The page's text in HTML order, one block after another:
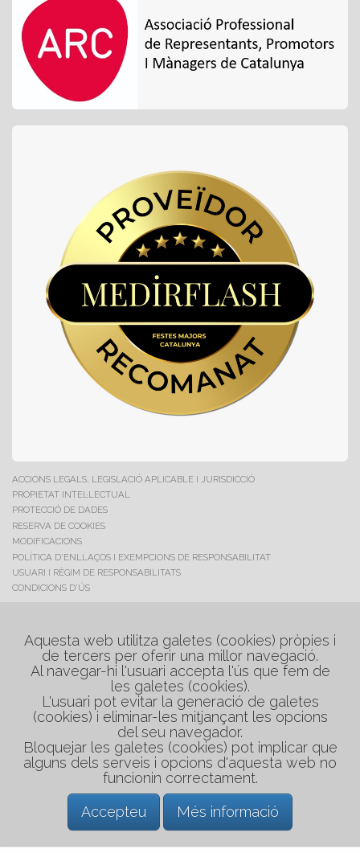
ACCIONS LEGALS, LEGISLACIÓ APLICABLE I JURISDICCIÓ
PROPIETAT INTEL·LECTUAL
PROTECCIÓ DE DADES
RESERVA DE COOKIES
MODIFICACIONS
POLÍTICA D'ENLLAÇOS I EXEMPCIONS DE RESPONSABILITAT
USUARI I RÈGIM DE RESPONSABILITATS
CONDICIONS D'ÚS
Polig. Industrial "Les Salines"
08880 Cubelles (Barcelona)
Tel. +34 938 954 048
Tel. +34 608 749 234
medirflash@medirflash.cat
Aquesta web utilitza galetes (cookies) pròpies i
de tercers per oferir una millor navegació.
Al navegar-hi l'usuari accepta l'ús que fem de
les galetes (cookies).
L'usuari pot evitar la generació de galetes
(cookies) i eliminar-les mitjançant les opcions
del seu navegador.
Bloquejar les galetes (cookies) pot implicar que
alguns dels serveis i opcions d'aquesta web no
funcionin correctament.
Accepteu
Més informació